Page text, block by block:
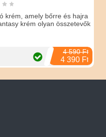
krém, amely bőrre és hajra
krém olyan összetevők
4 590 Ft
4 390 Ft